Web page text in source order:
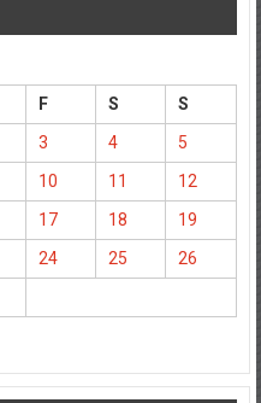
3 4
5
10 11
12
17 18
19
24 25
26